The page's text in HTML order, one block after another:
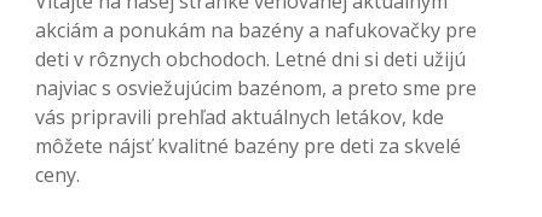
akciám a ponukám na bazény a nafukovačky pre
deti v rôznych obchodoch. Letné dni si deti užijú
najviac s osviežujúcim bazénom, a preto sme pre
vás pripravili prehľad aktuálnych letákov, kde
môžete nájsť kvalitné bazény pre deti za skvelé
ceny.